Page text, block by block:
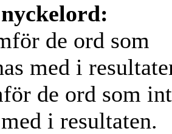
de ord som
med i
de ord som
i resultaten.